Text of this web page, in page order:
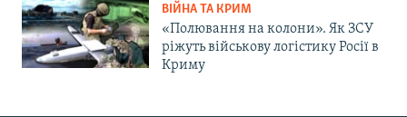
ВІЙНА ТА КРИМ
«Полювання на колони». Як ЗСУ
ріжуть військову логістику Росії в
Криму